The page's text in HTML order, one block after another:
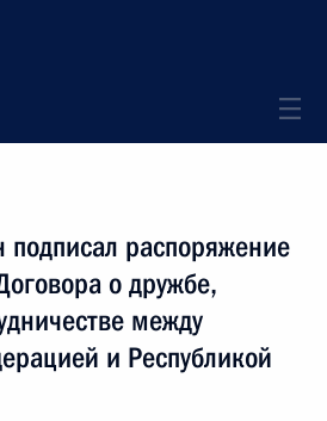
распоряжение
о дружбе,
между
и Республикой